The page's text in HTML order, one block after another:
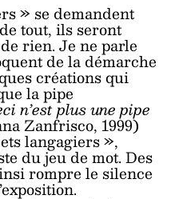
» se demandent
tout, ils seront
rien. Je ne parle
de la démarche
créations qui
la pipe
n’est plus une pipe
Zanfrisco, 1999)
langagiers »,
du jeu de mot. Des
rompre le silence